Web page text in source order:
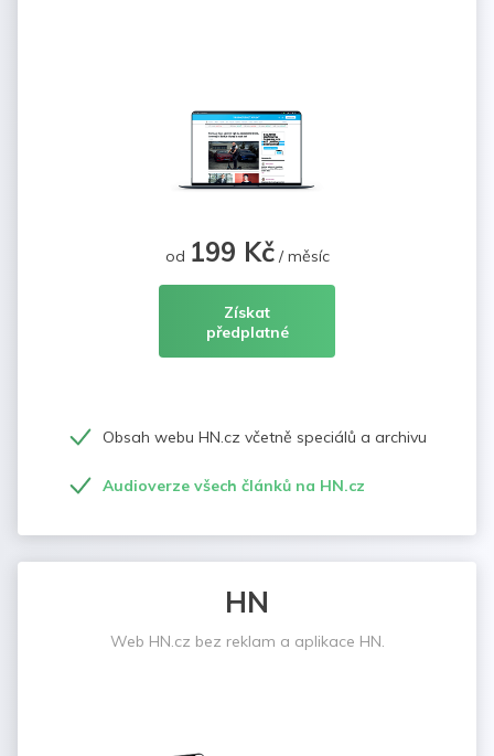
od 199 Kč/ měsíc
Získat
předplatné
Obsah webu HN.cz včetně speciálů a archivu
Audioverze všech článků na HN.cz
HN
Web HN.cz bez reklam a aplikace HN.